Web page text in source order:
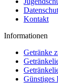
Kontakt
Informationen
Getränke
Günstiges